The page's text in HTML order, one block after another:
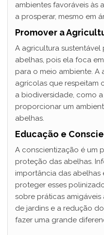
ambientes favoráveis às
a prosperar, mesmo em
Promover a
A agricultura sustentável
abelhas, pois ela foca
para o meio ambiente.
agrícolas que respeitam
a biodiversidade, como
proporcionar um
abelhas.
Educação e
A conscientização é um
proteção das abelhas.
importância das
proteger esses
sobre práticas
de jardins e a redução
fazer uma grande